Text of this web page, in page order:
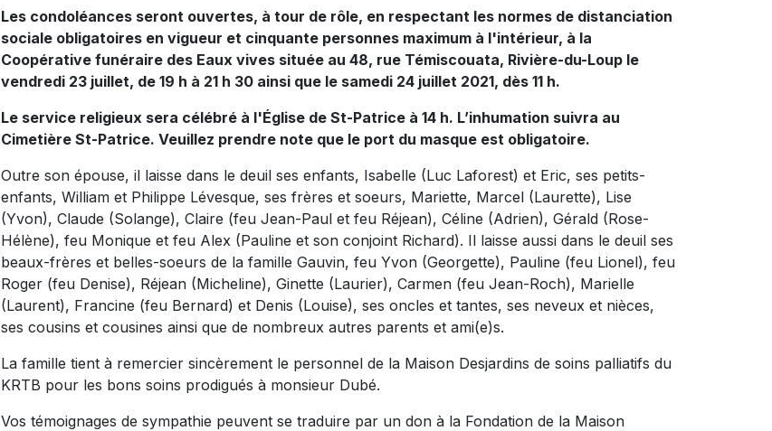
Les condoléances seront ouvertes, à tour de rôle, en respectant les normes de distanciation
sociale obligatoires en vigueur et cinquante personnes maximum à l'intérieur, à la
Coopérative funéraire des Eaux vives située au 48, rue Témiscouata, Rivière-du-Loup le
vendredi 23 juillet, de 19 h à 21 h 30 ainsi que le samedi 24 juillet 2021, dès 11 h.
Le service religieux sera célébré à l'Église de St-Patrice à 14 h. L’inhumation suivra au
Cimetière St-Patrice. Veuillez prendre note que le port du masque est obligatoire.
Outre son épouse, il laisse dans le deuil ses enfants, Isabelle (Luc Laforest) et Eric, ses petits-
enfants, William et Philippe Lévesque, ses frères et soeurs, Mariette, Marcel (Laurette), Lise
(Yvon), Claude (Solange), Claire (feu Jean-Paul et feu Réjean), Céline (Adrien), Gérald (Rose-
Hélène), feu Monique et feu Alex (Pauline et son conjoint Richard). Il laisse aussi dans le deuil ses
beaux-frères et belles-soeurs de la famille Gauvin, feu Yvon (Georgette), Pauline (feu Lionel), feu
Roger (feu Denise), Réjean (Micheline), Ginette (Laurier), Carmen (feu Jean-Roch), Marielle
(Laurent), Francine (feu Bernard) et Denis (Louise), ses oncles et tantes, ses neveux et nièces,
ses cousins et cousines ainsi que de nombreux autres parents et ami(e)s.
La famille tient à remercier sincèrement le personnel de la Maison Desjardins de soins palliatifs du
KRTB pour les bons soins prodigués à monsieur Dubé.
Vos témoignages de sympathie peuvent se traduire par un don à la Fondation de la Maison